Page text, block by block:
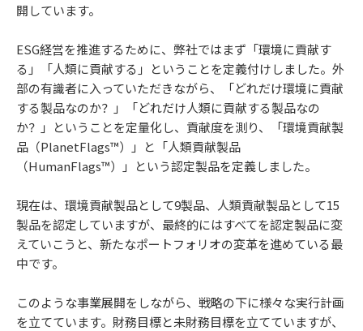
開しています。
ESG経営を推進するために、弊社ではまず「環境に貢献す
る」「人類に貢献する」ということを定義付けしました。外
部の有識者に入っていただきながら、「どれだけ環境に貢献
する製品なのか？」「どれだけ人類に貢献する製品なの
か？」ということを定量化し、貢献度を測り、「環境貢献製
品（PlanetFlags™）」と「人類貢献製品
（HumanFlags™）」という認定製品を定義しました。
現在は、環境貢献製品として9製品、人類貢献製品として15
製品を認定していますが、最終的にはすべてを認定製品に変
えていこうと、新たなポートフォリオの変革を進めている最
中です。
このような事業展開をしながら、戦略の下に様々な実行計画
を立てています。財務目標と未財務目標を立てていますが、